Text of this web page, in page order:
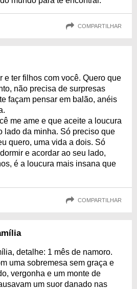
COMPARTILHAR
e ter filhos com você. Quero que
não precisa de surpresas
façam pensar em balão, anéis
me ame e que aceite a loucura
lado da minha. Só preciso que
quero, uma vida a dois. Só
e acordar ao seu lado,
é a loucura mais insana que
COMPARTILHAR
detalhe: 1 mês de namoro.
uma sobremesa sem graça e
vergonha e um monte de
um suor danado nas